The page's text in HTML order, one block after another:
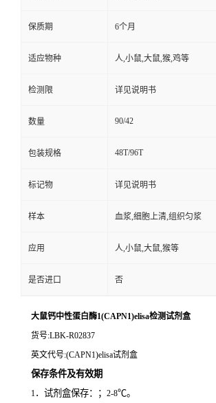
保质期 6个月
适应物种 人,小鼠,大鼠,猴,鸡等
检测限 详见说明书
数量 90/42
包装规格 48T/96T
标记物 详见说明书
样本 血浆,细胞上清,组织匀浆
应用 人,小鼠,大鼠,猴等
是否进口 否
大鼠钙中性蛋白酶1(CAPN1)elisa检测试剂盒
货号:LBK-R02837
英文代号:(CAPN1)elisa试剂盒
保存条件及有效期
1．试剂盒保存：； 2-8℃。